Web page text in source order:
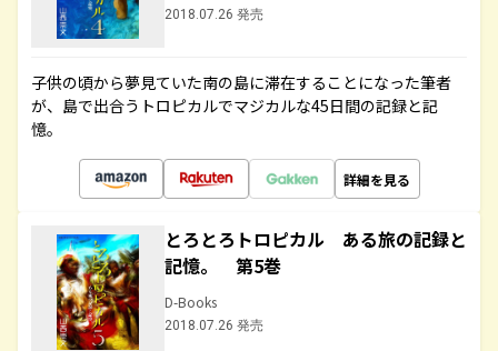
2018.07.26 発売
子供の頃から夢見ていた南の島に滞在することになった筆者
が、島で出合うトロピカルでマジカルな45日間の記録と記
憶。
詳細を見る
とろとろトロピカル ある旅の記録と
記憶。 第5巻
D-Books
2018.07.26 発売